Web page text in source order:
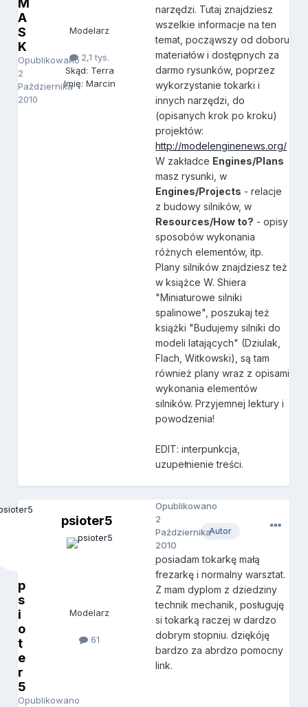
M
A
S
K
Opublikowano
2
Października
2010
Modelarz
2,1 tys.
Skąd: Terra
Imię: Marcin
narzędzi. Tutaj znajdziesz
wszelkie informacje na ten
temat, począwszy od doboru
materiałów i dostępnych za
darmo rysunków, poprzez
wykorzystanie tokarki i
innych narzędzi, do
(opisanych krok po kroku)
projektów:
http://modelenginenews.org/
W zakładce Engines/Plans
masz rysunki, w
Engines/Projects - relacje
z budowy silników, w
Resources/How to? - opisy
sposobów wykonania
różnych elementów, itp.
Plany silników znajdziesz też
w książce W. Shiera
"Miniaturowe silniki
spalinowe", poszukaj też
książki "Budujemy silniki do
modeli latających" (Dziulak,
Flach, Witkowski), są tam
również plany wraz z opisami
wykonania elementów
silników. Przyjemnej lektury i
powodzenia!
EDIT: interpunkcja,
uzupełnienie treści.
p
s
i
o
t
e
r
5
Opublikowano
psioter5
Modelarz
61
Autor
Opublikowano
2
Października
2010
posiadam tokarkę małą
frezarkę i normalny warsztat.
Z mam dyplom z dziedziny
technik mechanik, posługuję
si tokarką raczej w dardzo
dobrym stopniu. dziękóję
bardzo za abrdzo pomocny
link.